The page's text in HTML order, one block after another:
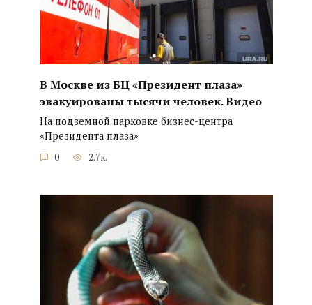
В Москве из БЦ «Президент плаза»
эвакуированы тысячи человек. Видео
На подземной парковке бизнес-центра
«Президента плаза»
0 2.7к.